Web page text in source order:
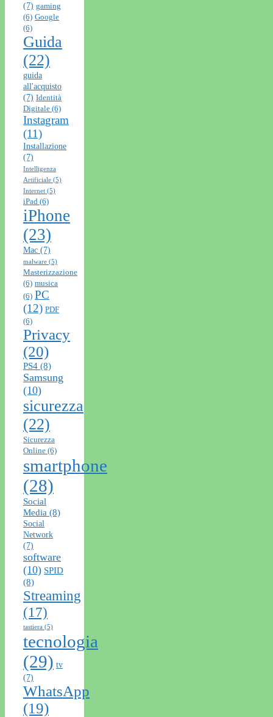
(7) gaming
(6) Google
(6)
Guida
(22)
guida
all'acquisto
(7) Identità
Digitale (6)
Instagram
(11)
Installazione
(7)
Intelligenza
Artificiale (5)
Internet (5)
iPad (6)
iPhone
(23)
Mac (7)
malware (5)
Masterizzazione
(6) musica
(6) PC
(12) PDF
(6)
Privacy
(20)
PS4 (8)
Samsung
(10)
sicurezza
(22)
Sicurezza
Online (6)
smartphone
(28)
Social
Media (8)
Social
Network
(7)
software
(10) SPID
(8)
Streaming
(17)
tastiera (5)
tecnologia
(29) tv
(7)
WhatsApp
(19)